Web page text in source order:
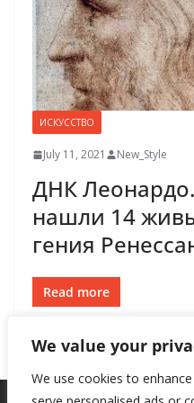
We value your
We use cookies to
ИСКУССТВО
July 11, 2021 New_Style
ДНК
нашли 14
гения
Read more